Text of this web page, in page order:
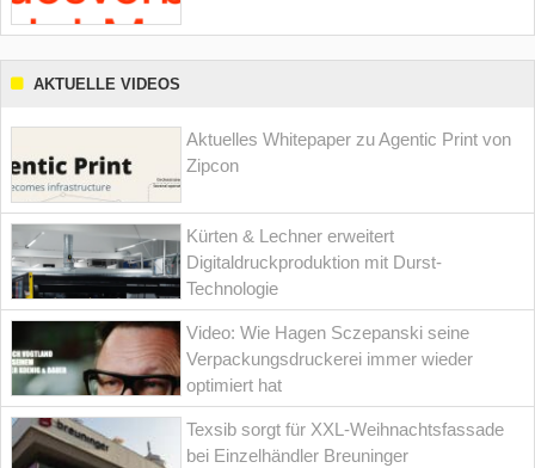
AKTUELLE VIDEOS
Aktuelles Whitepaper zu Agentic Print von
Zipcon
Kürten & Lechner erweitert
Digitaldruckproduktion mit Durst-
Technologie
Video: Wie Hagen Sczepanski seine
Verpackungsdruckerei immer wieder
optimiert hat
Texsib sorgt für XXL-Weihnachtsfassade
bei Einzelhändler Breuninger